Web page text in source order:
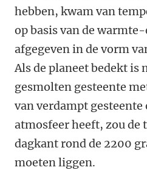
hebben, kwam van
op basis van de
afgegeven in de vorm
Als de planeet bedekt is
gesmolten gesteente
van verdampt gesteente
atmosfeer heeft, zou de
dagkant rond de 2200
moeten liggen.